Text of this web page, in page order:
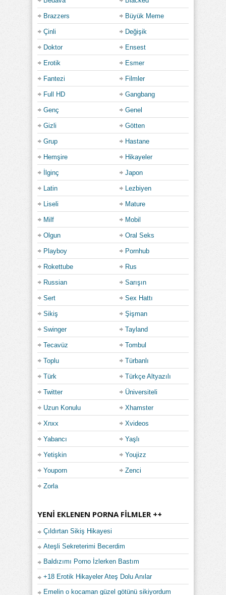
Brazzers Büyük Meme
Çinli Değişik
Doktor Ensest
Erotik Esmer
Fantezi Filmler
Full HD Gangbang
Genç Genel
Gizli Götten
Grup Hastane
Hemşire Hikayeler
İlginç Japon
Latin Lezbiyen
Liseli Mature
Milf Mobil
Olgun Oral Seks
Playboy Pornhub
Rokettube Rus
Russian Sarışın
Sert Sex Hattı
Sikiş Şişman
Swinger Tayland
Tecavüz Tombul
Toplu Türbanlı
Türk Türkçe Altyazılı
Twitter Üniversiteli
Uzun Konulu Xhamster
Xnxx Xvideos
Yabancı Yaşlı
Yetişkin Youjizz
Youporn Zenci
Zorla
YENI EKLENEN PORNA FILMLER ++
Çıldırtan Sikiş Hikayesi
Ateşli Sekreterimi Becerdim
Baldızımı Porno İzlerken Bastım
+18 Erotik Hikayeler Ateş Dolu Anılar
Emelin o kocaman güzel götünü sikiyordum